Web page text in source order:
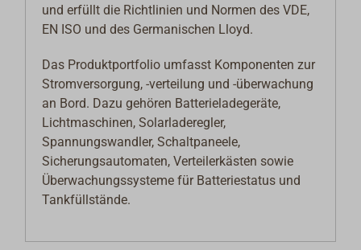
und erfüllt die Richtlinien und Normen des VDE,
EN ISO und des Germanischen Lloyd.
Das Produktportfolio umfasst Komponenten zur
Stromversorgung, -verteilung und -überwachung
an Bord. Dazu gehören Batterieladegeräte,
Lichtmaschinen, Solarladeregler,
Spannungswandler, Schaltpaneele,
Sicherungsautomaten, Verteilerkästen sowie
Überwachungssysteme für Batteriestatus und
Tankfüllstände.